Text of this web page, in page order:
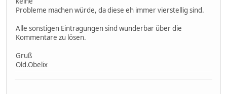
Probleme machen würde, da diese eh immer vierstellig sind.
Alle sonstigen Eintragungen sind wunderbar über die
Kommentare zu lösen.
Gruß
Old.Obelix